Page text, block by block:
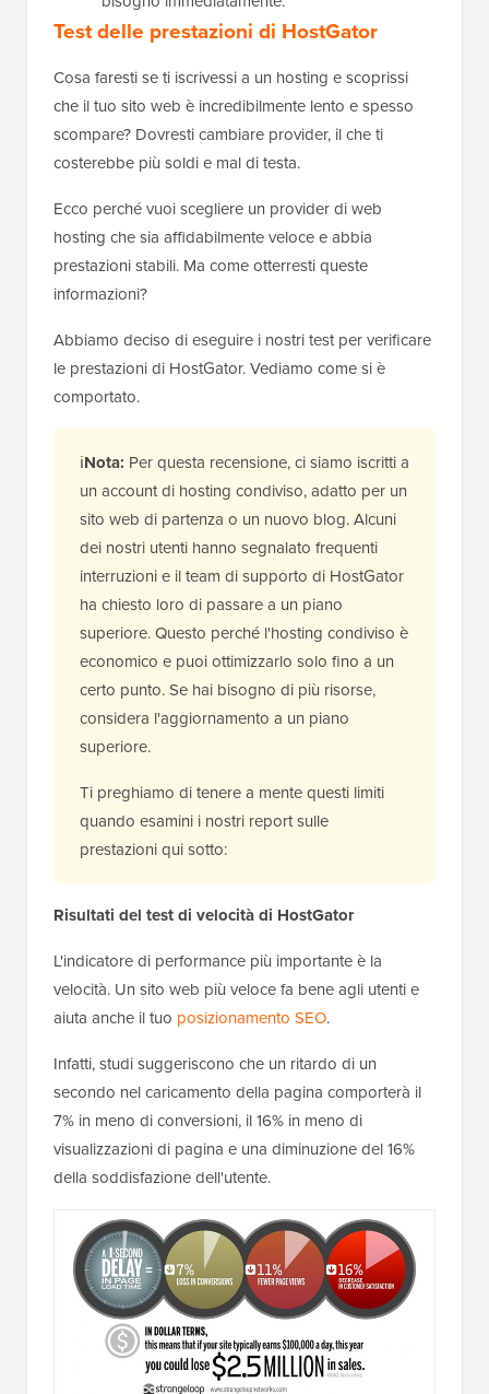
Test delle prestazioni di HostGator
Cosa faresti se ti iscrivessi a un hosting e scoprissi
che il tuo sito web è incredibilmente lento e spesso
scompare? Dovresti cambiare provider, il che ti
costerebbe più soldi e mal di testa.
Ecco perché vuoi scegliere un provider di web
hosting che sia affidabilmente veloce e abbia
prestazioni stabili. Ma come otterresti queste
informazioni?
Abbiamo deciso di eseguire i nostri test per verificare
le prestazioni di HostGator. Vediamo come si è
comportato.
ℹ️Nota: Per questa recensione, ci siamo iscritti a
un account di hosting condiviso, adatto per un
sito web di partenza o un nuovo blog. Alcuni
dei nostri utenti hanno segnalato frequenti
interruzioni e il team di supporto di HostGator
ha chiesto loro di passare a un piano
superiore. Questo perché l'hosting condiviso è
economico e puoi ottimizzarlo solo fino a un
certo punto. Se hai bisogno di più risorse,
considera l'aggiornamento a un piano
superiore.
Ti preghiamo di tenere a mente questi limiti
quando esamini i nostri report sulle
prestazioni qui sotto:
Risultati del test di velocità di HostGator
L'indicatore di performance più importante è la
velocità. Un sito web più veloce fa bene agli utenti e
aiuta anche il tuo posizionamento SEO.
Infatti, studi suggeriscono che un ritardo di un
secondo nel caricamento della pagina comporterà il
7% in meno di conversioni, il 16% in meno di
visualizzazioni di pagina e una diminuzione del 16%
della soddisfazione dell'utente.